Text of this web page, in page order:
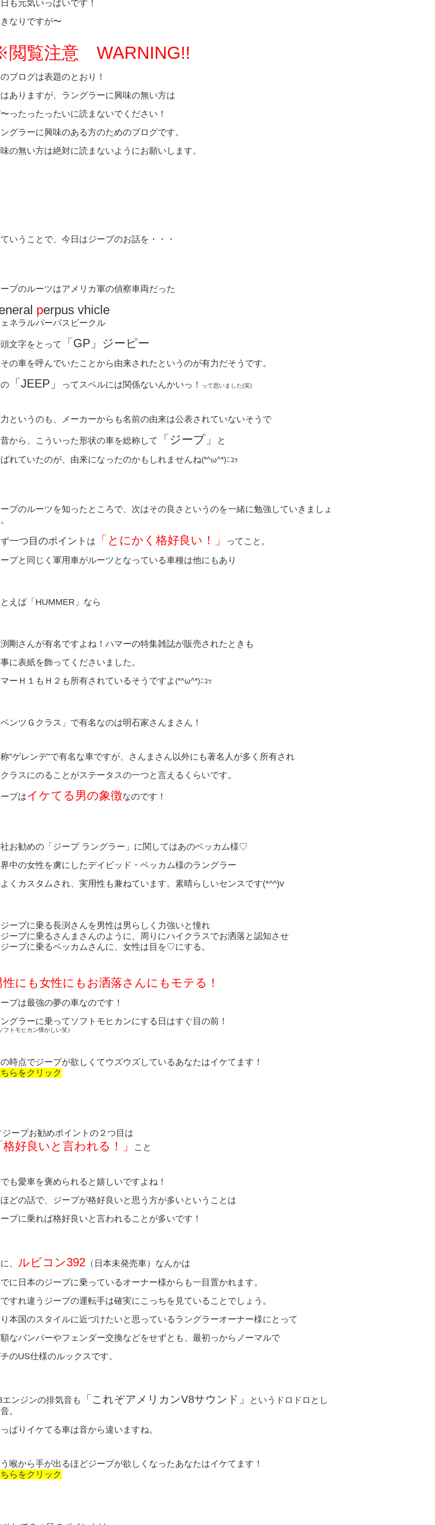
も元気いっぱいです！
なりですが〜
覧注意 WARNING!!
ブログは表題のとおり！
ありますが、ラングラーに興味の無い方は
ったったったいに読まないでください！
グラーに興味のある方のためのブログです。
の無い方は絶対に読まないようにお願いします。
いうことで、今日はジープのお話を・・・
プのルーツはアメリカ軍の偵察車両だった
perpus vhicle
ネラルパーパスビークル
文字をとって 「GP」ジーピー
の車を呼んでいたことから由来されたというのが有力だそうです。
「JEEP」 ってスペルには関係ないんかいっ！ って思いました(笑)
というのも、メーカーからも名前の由来は公表されていないそうで
から、こういった形状の車を総称して 「ジープ」
と
れていたのが、由来になったのかもしれませんね(*^ω^*)ﾆｺｯ
プのルーツを知ったところで、次はその良さというのを一緒に勉強していきましょ
一つ目のポイント は 「とにかく格好良い！」
ってこと。
プと同じく軍用車がルーツとなっている車種は他にもあり
えば「HUMMER」なら
剛さんが有名ですよね！ハマーの特集雑誌が販売されたときも
に表紙を飾ってくださいました。
ーＨ１もＨ２も所有されているそうですよ (*^ω^*)ﾆｺｯ
ンツＧクラス」で有名なのは明石家さんまさん！
”ゲレンデ”で有名な車ですが、さんまさん以外にも著名人が多く所有され
ラスにのることがステータスの一つと言えるくらいです。
プはイケてる男の象徴なのです！
お勧めの「ジープ ラングラー」に関してはあのベッカム様♡
中の女性を虜にしたデイビッド・ベッカム様のラングラー
くカスタムされ、実用性も兼ねています。素晴らしいセンスです(*^^)v
ープに乗る長渕さんを男性は男らしく力強いと憧れ
ープに乗るさんまさんのように、周りにハイクラスでお洒落と認知させ
ープに乗るベッカムさんに、女性は目を♡にする。
性にも女性にもお洒落さんにもモテる！
プは最強の夢の車なのです！
グラーに乗ってソフトモヒカンにする日はすぐ目の前！
フトモヒカン懐かしい笑）
時点でジープが欲しくてウズウズしているあなたはイケてます！
らをクリック
ジープお勧めポイントの２つ目 は
格好良いと言われる！」 こと
も愛車を褒められると嬉しいですよね！
どの話で、ジープが格好良いと思う方が多いということは
プに乗れば格好良いと言われることが多いです！
、 ルビコン392 （日本未発売車）なんかは
に日本のジープに乗っているオーナー様からも一目置かれます。
すれ違うジープの運転手は確実にこっちを見ていることでしょう。
本国のスタイルに近づけたいと思っているラングラーオーナー様にとって
なバンパーやフェンダー交換などをせずとも、最初っからノーマルで
のUS仕様のルックスです。
エンジンの排気音も 「これぞアメリカンV8サウンド」
というドロドロとし
。
ぱりイケてる車は音から違いますね。
喉から手が出るほどジープが欲しくなったあなたはイケてます！
らをクリック